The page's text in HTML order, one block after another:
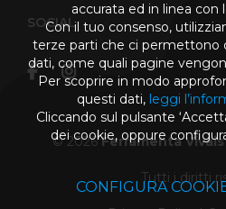
SOCIAL
© 2026Ferramenta
Tutti i diritti
accurata ed in linea con
Con il tuo consenso,
terze parti che ci permettono
dati, come quali pagine
Per scoprire in modo
questi dati, leggi
Cliccando sul pulsante
dei cookie, oppure
CONFIGURA